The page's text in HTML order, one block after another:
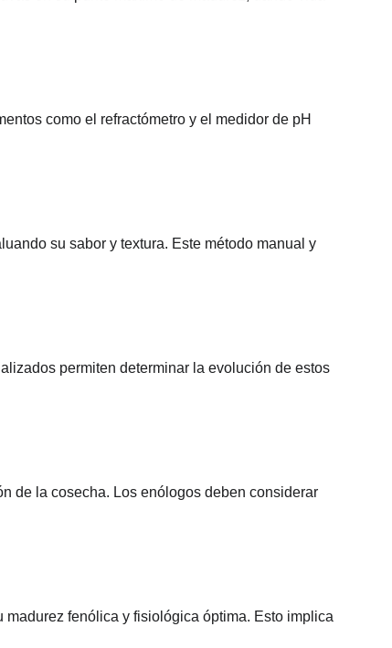
como el refractómetro y el medidor de pH
su sabor y textura. Este método manual y
permiten determinar la evolución de estos
de la cosecha. Los enólogos deben considerar
fenólica y fisiológica óptima. Esto implica